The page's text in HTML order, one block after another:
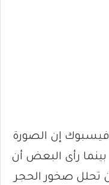
إن الصورة
رأى البعض أن
تحلل صخور الحجر